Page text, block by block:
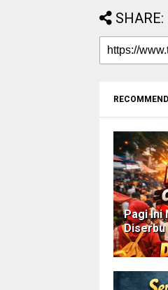
SHARE:
Pagi Ini
Diserbu